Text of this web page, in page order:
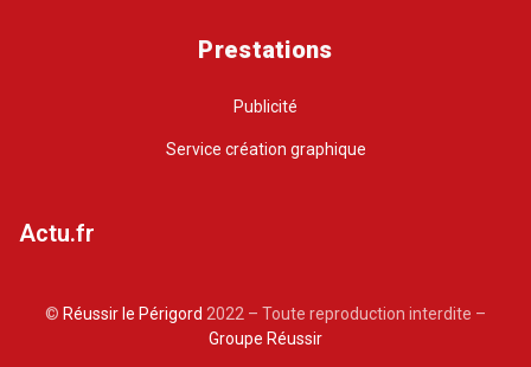
Prestations
Publicité
Service création graphique
Actu.fr
© Réussir le Périgord 2022 – Toute reproduction interdite –
Groupe Réussir